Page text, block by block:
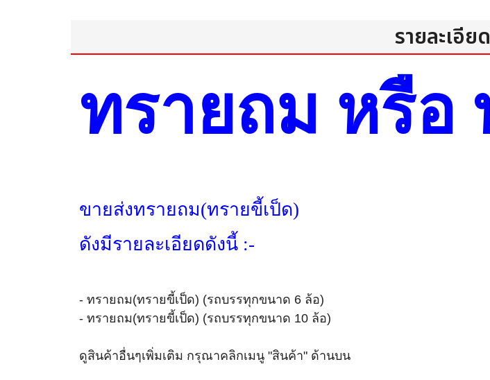
รายละเอีย
ทรายถม หรือ
ขายส่งทรายถม(ทรายขี้เป็ด)
ดังมีรายละเอียดดังนี้ :-
- ทรายถม(ทรายขี้เป็ด) (รถบรรทุกขนาด 6 ล้อ)
- ทรายถม(ทรายขี้เป็ด) (รถบรรทุกขนาด 10 ล้อ)
ดูสินค้าอื่นๆเพิ่มเติม กรุณาคลิกเมนู "สินค้า" ด้านบน